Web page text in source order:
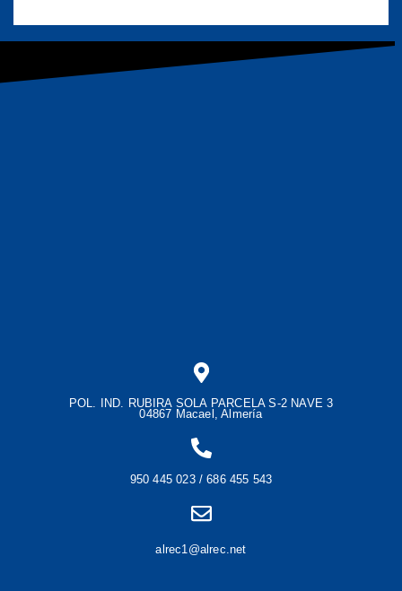
POL. IND. RUBIRA SOLA PARCELA S-2 NAVE 3
04867 Macael, Almería
950 445 023 / 686 455 543
alrec1@alrec.net